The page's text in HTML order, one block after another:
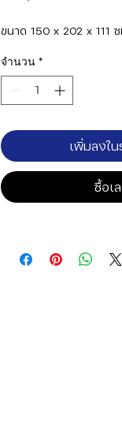
ขนาด 150 x 202 x 111
จำนวน *
เพิ่มลงใน
ซื้อเ